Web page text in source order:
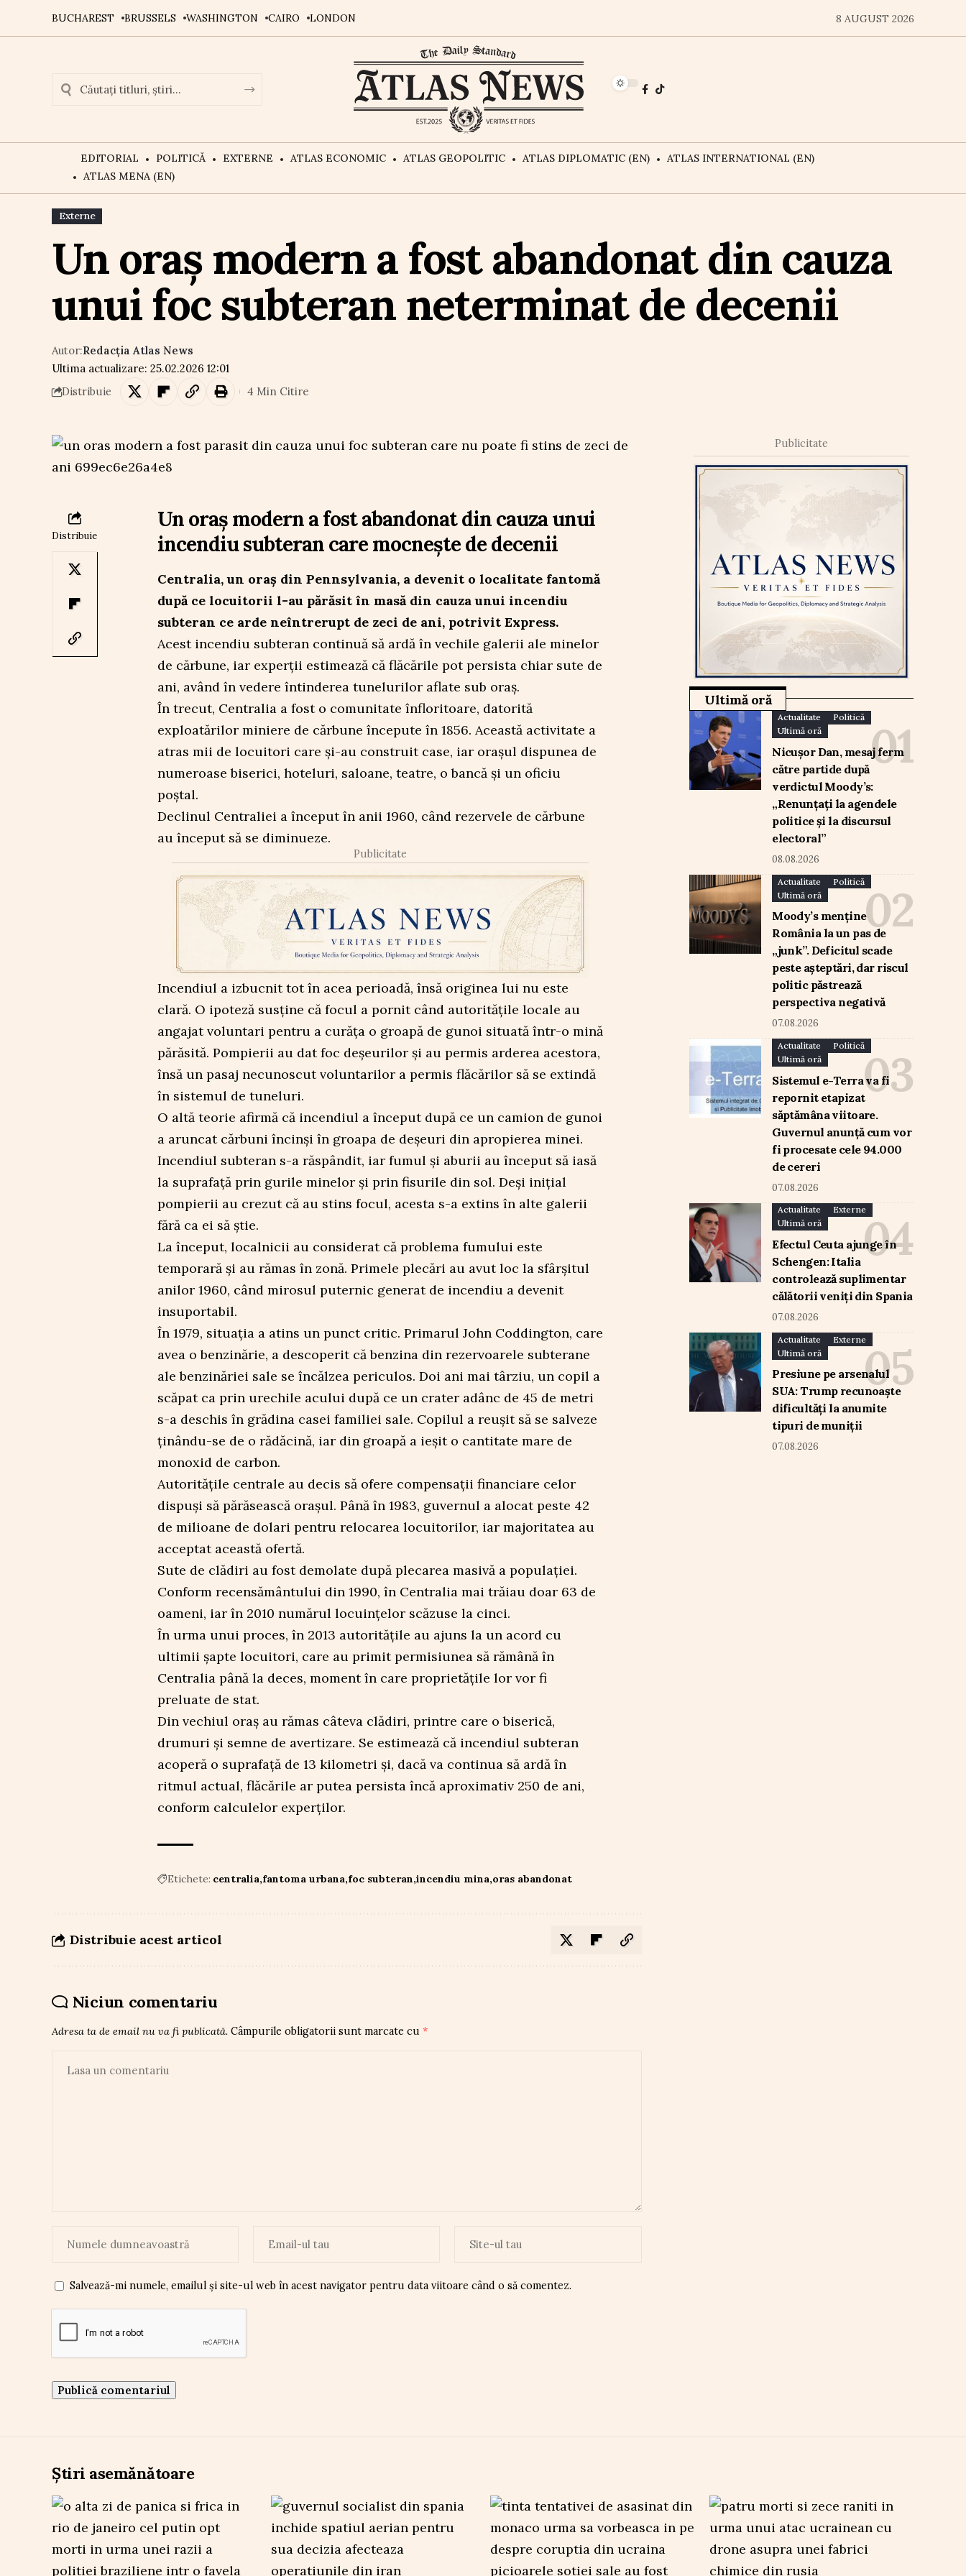
BUCHAREST BRUSSELS WASHINGTON CAIRO LONDON 8 AUGUST 2026
EDITORIAL POLITICĂ EXTERNE ATLAS ECONOMIC ATLAS GEOPOLITIC ATLAS DIPLOMATIC (EN)
ATLAS INTERNATIONAL (EN)
ATLAS MENA (EN)
Externe
Un oraș modern a fost abandonat din cauza
unui foc subteran neterminat de decenii
Ultima actualizare: 25.02.2026 12:01
Autor:Redacția Atlas News
Distribuie 4 Min Citire
Distribuie
Un oraș modern a fost abandonat din cauza unui
incendiu subteran care mocnește de decenii
Centralia, un oraș din Pennsylvania, a devenit o localitate fantomă
după ce locuitorii l-au părăsit în masă din cauza unui incendiu
subteran ce arde neîntrerupt de zeci de ani, potrivit Express.
Acest incendiu subteran continuă să ardă în vechile galerii ale minelor
de cărbune, iar experții estimează că flăcările pot persista chiar sute de
ani, având în vedere întinderea tunelurilor aflate sub oraș.
În trecut, Centralia a fost o comunitate înfloritoare, datorită
exploatărilor miniere de cărbune începute în 1856. Această activitate a
atras mii de locuitori care și-au construit case, iar orașul dispunea de
numeroase biserici, hoteluri, saloane, teatre, o bancă și un oficiu
poștal.
Declinul Centraliei a început în anii 1960, când rezervele de cărbune
au început să se diminueze.
Publicitate
Incendiul a izbucnit tot în acea perioadă, însă originea lui nu este
clară. O ipoteză susține că focul a pornit când autoritățile locale au
angajat voluntari pentru a curăța o groapă de gunoi situată într-o mină
părăsită. Pompierii au dat foc deșeurilor și au permis arderea acestora,
însă un pasaj necunoscut voluntarilor a permis flăcărilor să se extindă
în sistemul de tuneluri.
O altă teorie afirmă că incendiul a început după ce un camion de gunoi
a aruncat cărbuni încinși în groapa de deșeuri din apropierea minei.
Incendiul subteran s-a răspândit, iar fumul și aburii au început să iasă
la suprafață prin gurile minelor și prin fisurile din sol. Deși inițial
pompierii au crezut că au stins focul, acesta s-a extins în alte galerii
fără ca ei să știe.
La început, localnicii au considerat că problema fumului este
temporară și au rămas în zonă. Primele plecări au avut loc la sfârșitul
anilor 1960, când mirosul puternic generat de incendiu a devenit
insuportabil.
În 1979, situația a atins un punct critic. Primarul John Coddington, care
avea o benzinărie, a descoperit că benzina din rezervoarele subterane
ale benzinăriei sale se încălzea periculos. Doi ani mai târziu, un copil a
scăpat ca prin urechile acului după ce un crater adânc de 45 de metri
s-a deschis în grădina casei familiei sale. Copilul a reușit să se salveze
ținându-se de o rădăcină, iar din groapă a ieșit o cantitate mare de
monoxid de carbon.
Autoritățile centrale au decis să ofere compensații financiare celor
dispuși să părăsească orașul. Până în 1983, guvernul a alocat peste 42
de milioane de dolari pentru relocarea locuitorilor, iar majoritatea au
acceptat această ofertă.
Sute de clădiri au fost demolate după plecarea masivă a populației.
Conform recensământului din 1990, în Centralia mai trăiau doar 63 de
oameni, iar în 2010 numărul locuințelor scăzuse la cinci.
În urma unui proces, în 2013 autoritățile au ajuns la un acord cu
ultimii șapte locuitori, care au primit permisiunea să rămână în
Centralia până la deces, moment în care proprietățile lor vor fi
preluate de stat.
Din vechiul oraș au rămas câteva clădiri, printre care o biserică,
drumuri și semne de avertizare. Se estimează că incendiul subteran
acoperă o suprafață de 13 kilometri și, dacă va continua să ardă în
ritmul actual, flăcările ar putea persista încă aproximativ 250 de ani,
conform calculelor experților.
Etichete: centralia fantoma urbana foc subteran incendiu mina oras abandonat
Distribuie acest articol
Niciun comentariu
Adresa ta de email nu va fi publicată. Câmpurile obligatorii sunt marcate cu *
Salvează-mi numele, emailul și site-ul web în acest navigator pentru data viitoare când o să comentez.
Publicitate
Ultimă oră
Actualitate
Politică
Ultimă oră
Nicușor Dan, mesaj ferm
către partide după
verdictul Moody’s:
„Renunțați la agendele
politice și la discursul
electoral”
08.08.2026
Actualitate
Politică
Ultimă oră
Moody’s menține
România la un pas de
„junk”. Deficitul scade
peste așteptări, dar riscul
politic păstrează
perspectiva negativă
07.08.2026
Actualitate
Politică
Ultimă oră
Sistemul e-Terra va fi
repornit etapizat
săptămâna viitoare.
Guvernul anunță cum vor
fi procesate cele 94.000
de cereri
07.08.2026
Actualitate
Externe
Ultimă oră
Efectul Ceuta ajunge în
Schengen: Italia
controlează suplimentar
călătorii veniți din Spania
07.08.2026
Actualitate
Externe
Ultimă oră
Presiune pe arsenalul
SUA: Trump recunoaște
dificultăți la anumite
tipuri de muniții
07.08.2026
Știri asemănătoare